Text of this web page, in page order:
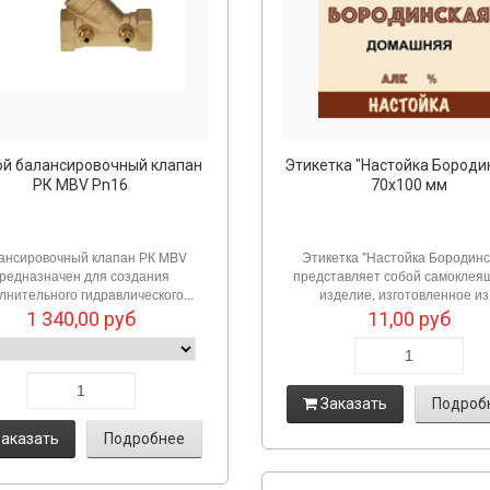
балансировочный клапан
РК MBV Pn16
клапан РК MBV
для создания
гидравлического...
1 340,00 руб
Подробнее
Этикетка "Настойка
70х100 мм
Этикетка "Настойка
представляет собой
изделие, изготовленное
11,00 руб
Заказать